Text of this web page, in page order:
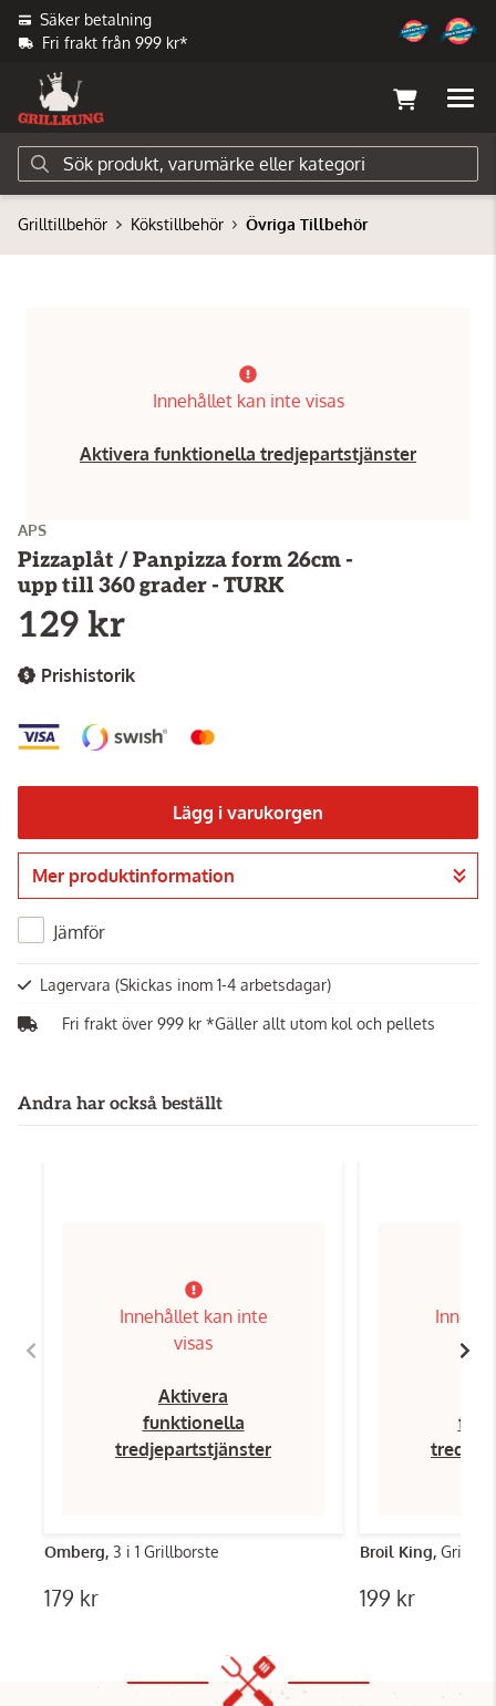
Säker betalning
Fri frakt från 999 kr*
Grilltillbehör Kökstillbehör Övriga Tillbehör
Innehållet kan inte visas
Aktivera funktionella tredjepartstjänster
APS
Pizzaplåt / Panpizza form 26cm -
upp till 360 grader - TURK
129 kr
Prishistorik
Lägg i varukorgen
Gå till kassan
Mer produktinformation
Jämför
Lagervara (Skickas inom 1-4 arbetsdagar)
Fri frakt över 999 kr *Gäller allt utom kol och pellets
Andra har också beställt
Innehållet kan inte
visas
Aktivera
funktionella
tredjepartstjänster
Omberg, 3 i 1 Grillborste
179 kr
Broil King,
199 kr